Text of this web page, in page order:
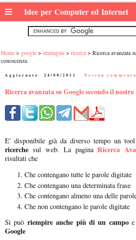
≡ Idee per Computer ed Internet
Home google immagini ricerca
Ricerca avanzata
conoscenza.
Aggiornato: 24/08/2011 Nessun
Ricerca avanzata su Google secondo il
E' disponibile già da diverso tempo un
ricerche sul web. La pagina Ricerca
risultati che
Che contengano tutte le parole digitate
Che contengano una determinata frase
Che contengano almeno una delle
Che non contengano le parole digitate
Si può riempire anche più di un campoe
Google